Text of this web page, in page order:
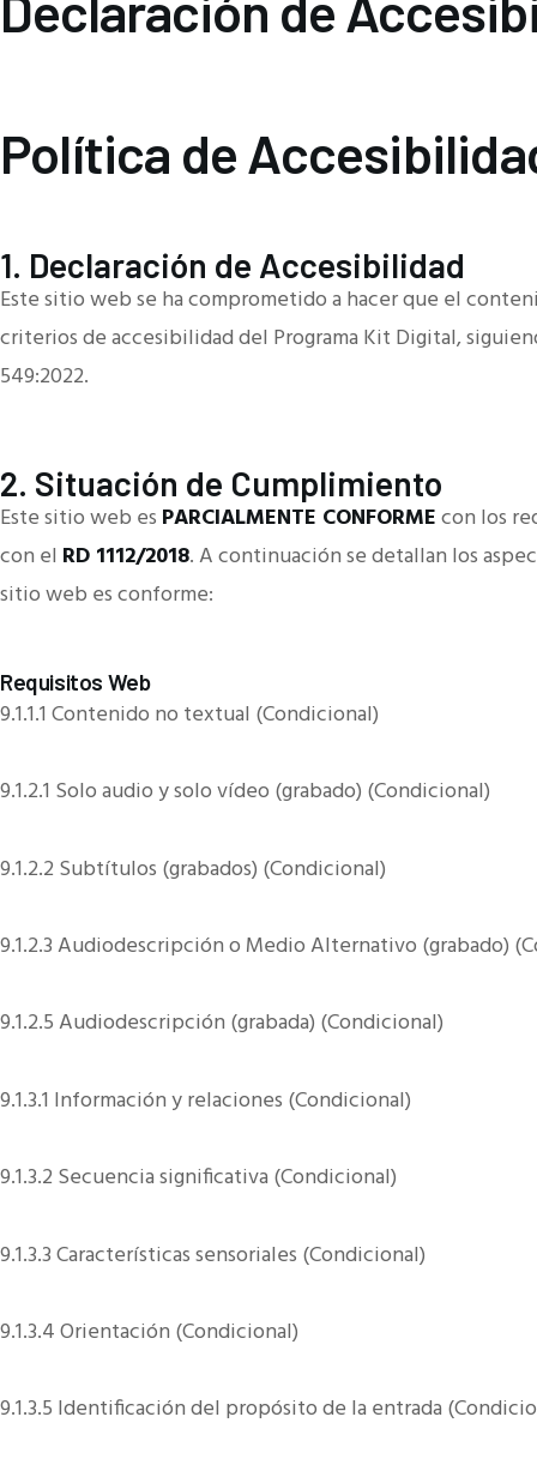
Política de
1. Declaración de Accesibilidad
Este sitio web se ha comprometido a hacer que el
criterios de accesibilidad del Programa Kit Digital,
549:2022.
2. Situación de Cumplimiento
Este sitio web es PARCIALMENTE CONFORMEcon los
con el RD 1112/2018. A continuación se detallan los
sitio web es conforme:
Requisitos Web
9.1.1.1 Contenido no textual (Condicional)
9.1.2.1 Solo audio y solo vídeo (grabado) (Condicional)
9.1.2.2 Subtítulos (grabados) (Condicional)
9.1.2.3 Audiodescripción o Medio Alternativo (grabado)
9.1.2.5 Audiodescripción (grabada) (Condicional)
9.1.3.1 Información y relaciones (Condicional)
9.1.3.2 Secuencia significativa (Condicional)
9.1.3.3 Características sensoriales (Condicional)
9.1.3.4 Orientación (Condicional)
9.1.3.5 Identificación del propósito de la entrada